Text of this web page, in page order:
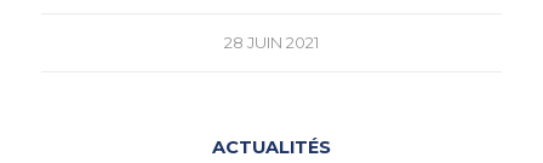
28 JUIN 2021
ACTUALITÉS